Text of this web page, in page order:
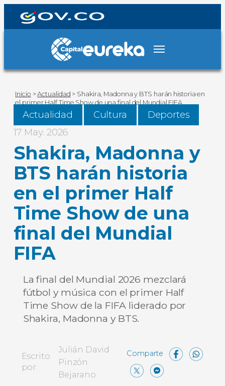
Inicio >Actualidad > Shakira, Madonna y BTS harán historia en
el primer Half Time Show de una final del Mundial FIFA
Actualidad Cultura
Deportes
17 May. 2026
Shakira, Madonna y
BTS harán historia
en el primer Half
Time Show de una
final del Mundial
FIFA
La final del Mundial 2026 mezclará
fútbol y música con el primer Half
Time Show de la FIFA liderado por
Shakira, Madonna y BTS.
Escrito
por:
Julián David
Pinzón
Bejarano
X